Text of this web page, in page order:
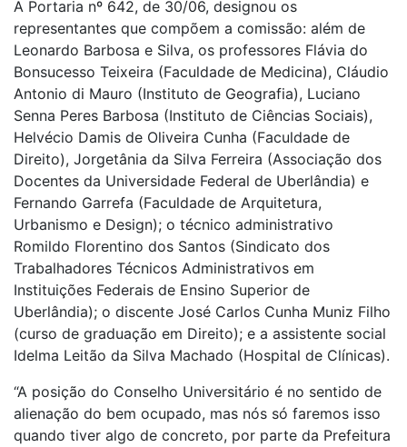
A Portaria nº 642, de 30/06, designou os
representantes que compõem a comissão: além de
Leonardo Barbosa e Silva, os professores Flávia do
Bonsucesso Teixeira (Faculdade de Medicina), Cláudio
Antonio di Mauro (Instituto de Geografia), Luciano
Senna Peres Barbosa (Instituto de Ciências Sociais),
Helvécio Damis de Oliveira Cunha (Faculdade de
Direito), Jorgetânia da Silva Ferreira (Associação dos
Docentes da Universidade Federal de Uberlândia) e
Fernando Garrefa (Faculdade de Arquitetura,
Urbanismo e Design); o técnico administrativo
Romildo Florentino dos Santos (Sindicato dos
Trabalhadores Técnicos Administrativos em
Instituições Federais de Ensino Superior de
Uberlândia); o discente José Carlos Cunha Muniz Filho
(curso de graduação em Direito); e a assistente social
Idelma Leitão da Silva Machado (Hospital de Clínicas).
“A posição do Conselho Universitário é no sentido de
alienação do bem ocupado, mas nós só faremos isso
quando tiver algo de concreto, por parte da Prefeitura